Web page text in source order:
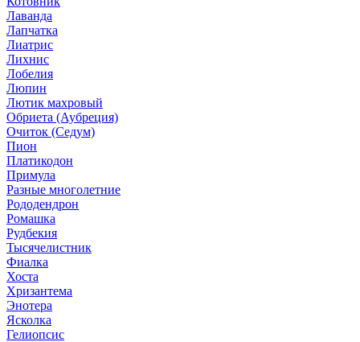
Лаванда
Лапчатка
Лиатрис
Лихнис
Лобелия
Люпин
Лютик махровый
Обриета (Аубреция)
Очиток (Седум)
Пион
Платикодон
Примула
Разные многолетние
Рододендрон
Ромашка
Рудбекия
Тысячелистник
Фиалка
Хоста
Хризантема
Энотера
Ясколка
Гелиопсис